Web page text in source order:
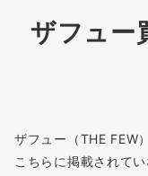
ザフュー
ザフュー（THE FEW
こちらに掲載されて